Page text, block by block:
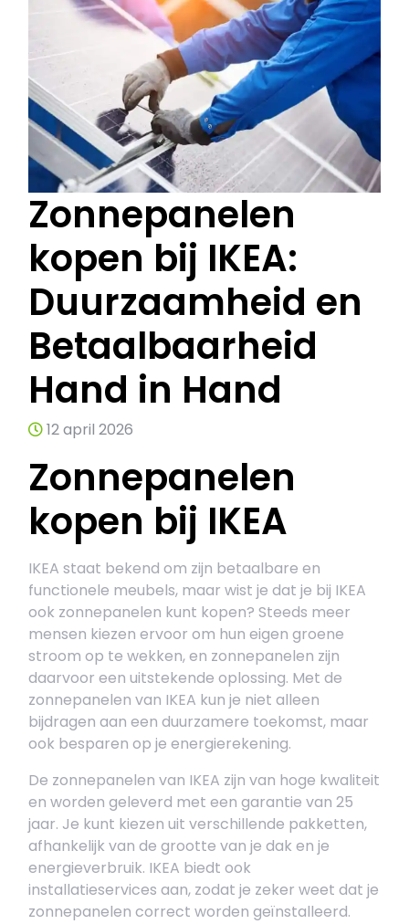
Zonnepanelen
kopen bij IKEA:
Duurzaamheid en
Betaalbaarheid
Hand in Hand
12 april 2026
Zonnepanelen
kopen bij IKEA
IKEA staat bekend om zijn betaalbare en
functionele meubels, maar wist je dat je bij IKEA
ook zonnepanelen kunt kopen? Steeds meer
mensen kiezen ervoor om hun eigen groene
stroom op te wekken, en zonnepanelen zijn
daarvoor een uitstekende oplossing. Met de
zonnepanelen van IKEA kun je niet alleen
bijdragen aan een duurzamere toekomst, maar
ook besparen op je energierekening.
De zonnepanelen van IKEA zijn van hoge kwaliteit
en worden geleverd met een garantie van 25
jaar. Je kunt kiezen uit verschillende pakketten,
afhankelijk van de grootte van je dak en je
energieverbruik. IKEA biedt ook
installatieservices aan, zodat je zeker weet dat je
zonnepanelen correct worden geïnstalleerd.